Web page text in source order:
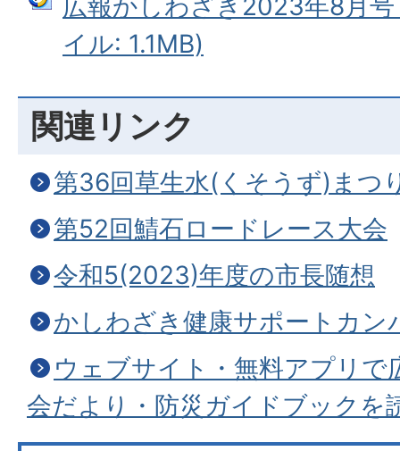
広報かしわざき2023年8月
イル: 1.1MB)
関連リンク
第36回草生水(くそうず)まつ
第52回鯖石ロードレース大会
令和5(2023)年度の市長随想
かしわざき健康サポートカン
ウェブサイト・無料アプリで
会だより・防災ガイドブックを